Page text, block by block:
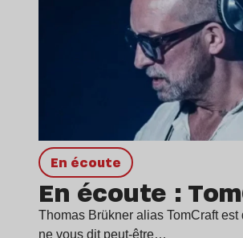
en écoute
En écoute :
Thomas Brükner alias TomCraft
ne vous dit peut-être…